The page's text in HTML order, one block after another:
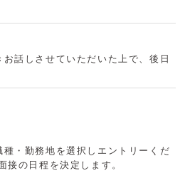
話しさせていただいた上で、後日
・勤務地を選択しエントリーくだ
接の日程を決定します。